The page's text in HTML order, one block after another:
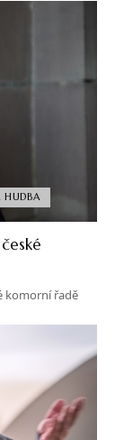
HUDBA
komorní řadě